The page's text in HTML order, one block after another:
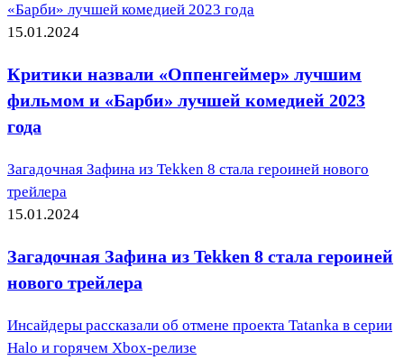
«Барби» лучшей комедией 2023 года
15.01.2024
Критики назвали «Оппенгеймер» лучшим
фильмом и «Барби» лучшей комедией 2023
года
Загадочная Зафина из Tekken 8 стала героиней нового
трейлера
15.01.2024
Загадочная Зафина из Tekken 8 стала героиней
нового трейлера
Инсайдеры рассказали об отмене проекта Tatanka в серии
Halo и горячем Xbox-релизе